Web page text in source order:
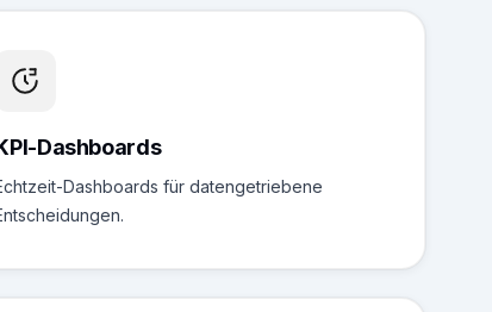
Dashboards
Dashboards für datengetriebene